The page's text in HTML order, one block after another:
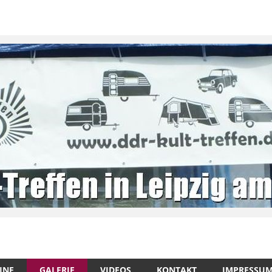
GALERIE VIDEOS KONTAKT